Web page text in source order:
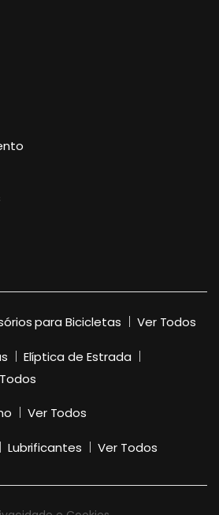
para Bicicletas Ver Todos
Elíptica de Estrada
Ver Todos
Lubrificantes Ver Todos